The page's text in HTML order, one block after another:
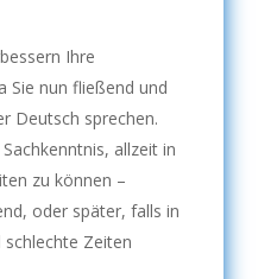
Ihre
Sie nun fließend und
Deutsch sprechen.
allzeit in
zu können –
oder später, falls in
Zeiten